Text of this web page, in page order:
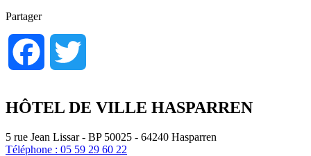
Partager
Facebook
HÔTEL DE VILLE HASPARREN
5 rue Jean Lissar - BP 50025 - 64240 Hasparren
Téléphone : 05 59 29 60 22